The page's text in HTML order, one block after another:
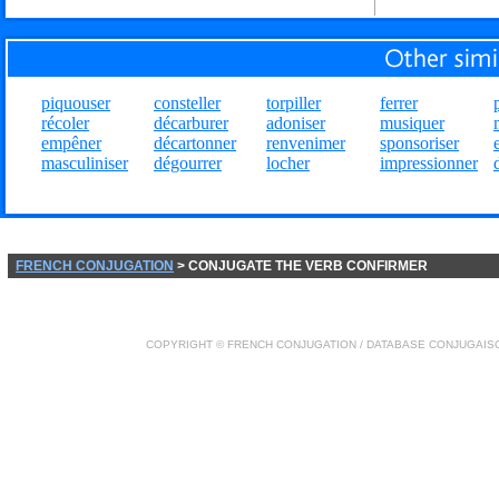
piquouser
récoler
empêner
masculiniser
consteller
décarburer
décartonner
dégourrer
torpiller
adoniser
renvenimer
locher
ferrer
musiquer
sponsoriser
impressionner
FRENCH CONJUGATION > CONJUGATE THE VERB CONFIRMER
COPYRIGHT © FRENCH CONJUGATION / DATABASE